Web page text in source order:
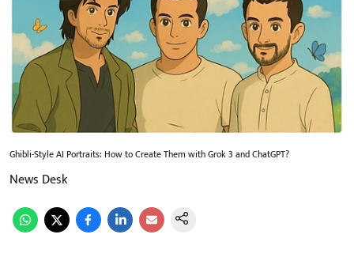
Ghibli-Style AI Portraits: How to Create Them with Grok 3 and ChatGPT?
News Desk